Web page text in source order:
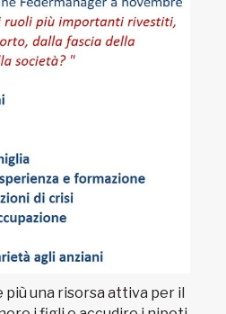
più una risorsa attiva per il